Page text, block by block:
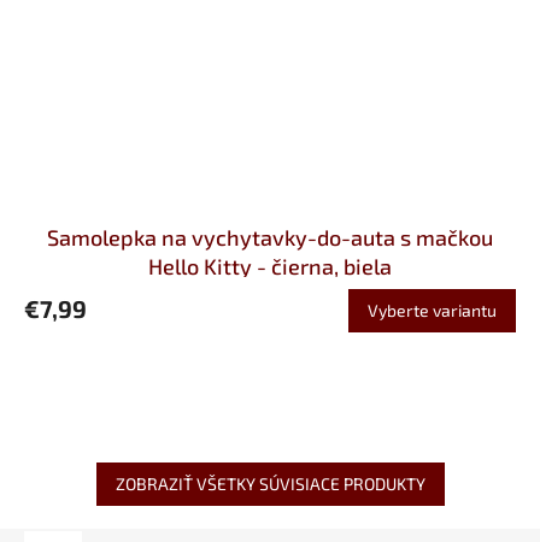
Samolepka na vychytavky-do-auta s mačkou
Hello Kitty - čierna, biela
€7,99 Vyberte variantu
ZOBRAZIŤ VŠETKY SÚVISIACE PRODUKTY